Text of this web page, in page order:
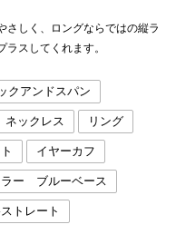
さしく、ロングならではの縦ラ
スしてくれます。
クアンドスパン
ネックレス リング
イヤーカフ
ラー ブルーベース
トレート